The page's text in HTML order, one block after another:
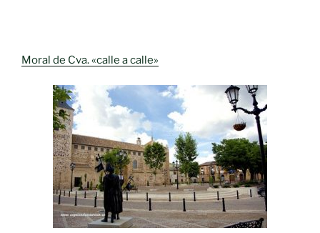
Moral de Cva. «calle a calle»